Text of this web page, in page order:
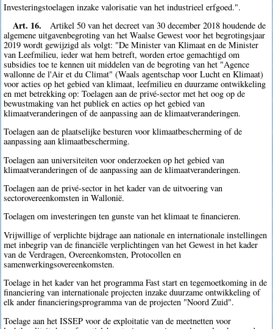
Investeringstoelagen inzake valorisatie van het industrieel erfgoed.".
Art. 16.
Artikel 50 van het decreet van 30 december 2018 houdende de
algemene uitgavenbegroting van het Waalse Gewest voor het begrotingsjaar
2019 wordt gewijzigd als volgt: "De Minister van Klimaat en de Minister
van Leefmilieu, ieder wat hem betreft, worden ertoe gemachtigd om
subsidies toe te kennen uit middelen van de begroting van het "Agence
wallonne de l'Air et du Climat" (Waals agentschap voor Lucht en Klimaat)
voor acties op het gebied van klimaat, leefmilieu en duurzame ontwikkeling
en met betrekking op: Toelagen aan de privé-sector met het oog op de
bewustmaking van het publiek en acties op het gebied van
klimaatveranderingen of de aanpassing aan de klimaatveranderingen.
Toelagen aan de plaatselijke besturen voor klimaatbescherming of de
aanpassing aan klimaatbescherming.
Toelagen aan universiteiten voor onderzoeken op het gebied van
klimaatveranderingen of de aanpassing aan de klimaatveranderingen.
Toelagen aan de privé-sector in het kader van de uitvoering van
sectorovereenkomsten in Wallonië.
Toelagen om investeringen ten gunste van het klimaat te financieren.
Vrijwillige of verplichte bijdrage aan nationale en internationale instellingen
met inbegrip van de financiële verplichtingen van het Gewest in het kader
van de Verdragen, Overeenkomsten, Protocollen en
samenwerkingsovereenkomsten.
Toelage in het kader van het programma Fast start en tegemoetkoming in de
financiering van internationale projecten inzake duurzame ontwikkeling of
elk ander financieringsprogramma van de projecten "Noord Zuid".
Toelage aan het ISSEP voor de exploitatie van de meetnetten voor